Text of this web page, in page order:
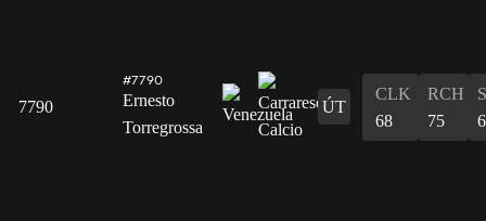
7790
#7790
Ernesto
Torregrossa
ÚT
CLK
68
RCH
75